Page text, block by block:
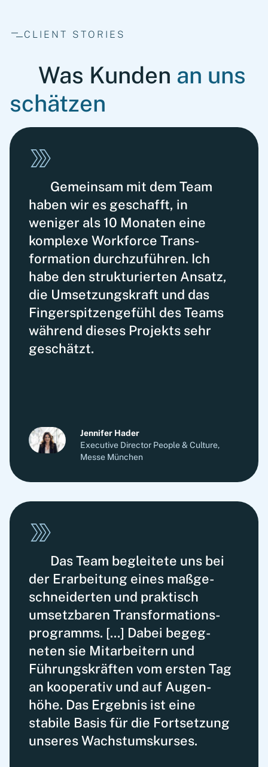
CLIENT STORIES
Was Kunden an uns
schätzen
Gemeinsam mit dem Team
haben wir es geschafft, in
weniger als 10 Monaten eine
komplexe Workforce Trans­
formation durchzuführen. Ich
habe den struk­tu­rier­ten Ansatz,
die Umsetzungs­kraft und das
Finger­spitzen­gefühl des Teams
während dieses Projekts sehr
geschätzt.
Jennifer Hader
Executive Director People & Culture,
Messe München
Das Team begleitete uns bei
der Erarbeitung eines maß­ge­
schnei­der­ten und praktisch
umsetz­baren Trans­for­ma­tions­
programms. [...] Dabei be­geg­
neten sie Mit­ar­beitern und
Führungs­kräften vom ersten Tag
an kooperativ und auf Augen­
höhe. Das Ergebnis ist eine
stabile Basis für die Fortsetzung
unseres Wachstums­kurses.